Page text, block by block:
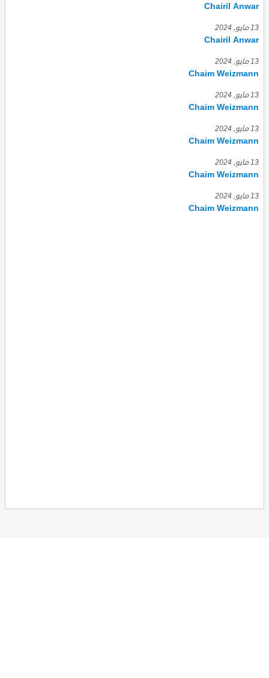
Chairil Anwar
13 مايو, 2024
Chairil Anwar
13 مايو, 2024
Chaim Weizmann
13 مايو, 2024
Chaim Weizmann
13 مايو, 2024
Chaim Weizmann
13 مايو, 2024
Chaim Weizmann
13 مايو, 2024
Chaim Weizmann